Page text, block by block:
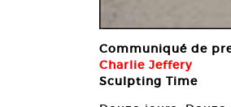
Communiqué de
Charlie Jeffery
Sculpting Time